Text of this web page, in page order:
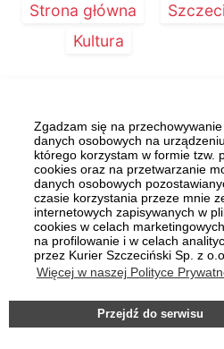
Zgadzam się na
danych osobowych na
którego korzystam w formie tzw.
cookies oraz na przetwarzanie
danych osobowych
czasie korzystania przeze mnie
internetowych zapisywanych w
cookies w celach
na profilowanie i w celach
przez Kurier Szczeciński Sp. z
Więcej w naszej Polityce
Przejdź do serwisu
Strona główna
Kultura
Copyright © 2019 Kurier Szczeciński |